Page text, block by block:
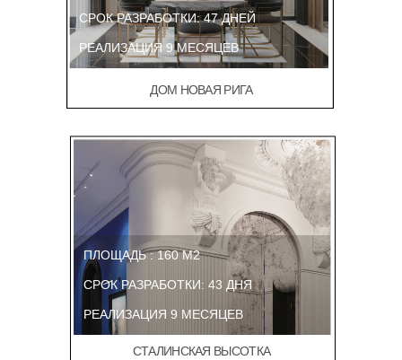
СТАЛИНСКАЯ ВЫСОТКА
ДОМ НОВАЯ РИГА
РЕАЛИЗАЦИЯ 9 МЕСЯЦЕВ
РЕАЛИЗАЦИЯ 9 МЕСЯЦЕВ
СРОК РАЗРАБОТКИ: 43 ДНЯ
СРОК РАЗРАБОТКИ: 47 ДНЕЙ
ПЛОЩАДЬ : 160 М2